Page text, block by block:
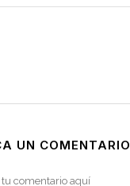
UN COMENTARIO